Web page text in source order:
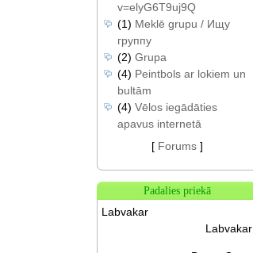
v=elyG6T9uj9Q
(1) Meklē grupu / Ищу
группу
(2) Grupa
(4) Peintbols ar lokiem un
bultām
(4) Vēlos iegādāties
apavus internetā
[ Forums]
Padalies priekā
Labvakar
Labvakar